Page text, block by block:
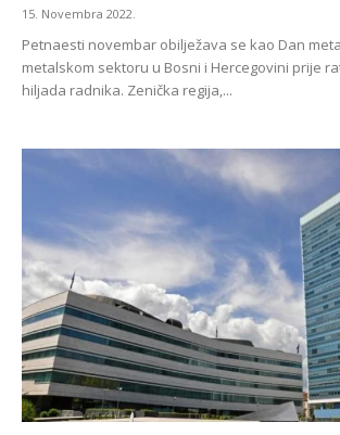
15. Novembra 2022.
Petnaesti novembar obilježava se kao Dan
metalskom sektoru u Bosni i Hercegovini prije
hiljada radnika. Zenička regija,...